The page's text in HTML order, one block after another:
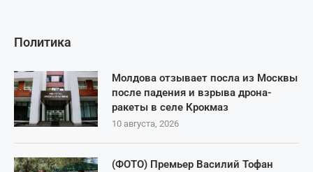
Политика
Молдова отзывает посла из Москвы
после падения и взрыва дрона-
ракеты в селе Крокмаз
10 августа, 2026
(ФОТО) Премьер Вaсилий Тофан